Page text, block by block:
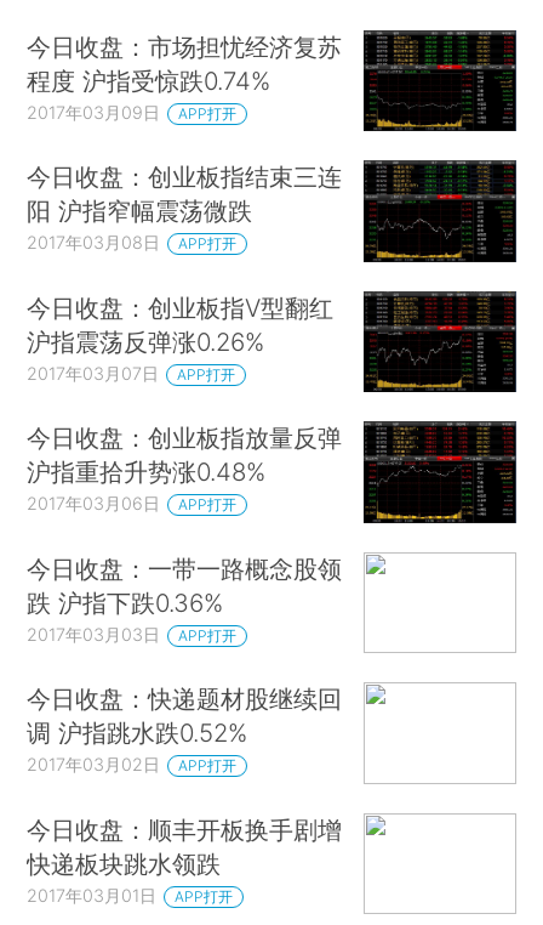
今日收盘：市场担忧经济复苏
程度 沪指受惊跌0.74%
2017年03月09日 APP打开
今日收盘：创业板指结束三连
阳 沪指窄幅震荡微跌
2017年03月08日 APP打开
今日收盘：创业板指V型翻红
沪指震荡反弹涨0.26%
2017年03月07日 APP打开
今日收盘：创业板指放量反弹
沪指重拾升势涨0.48%
2017年03月06日 APP打开
今日收盘：一带一路概念股领
跌 沪指下跌0.36%
2017年03月03日 APP打开
今日收盘：快递题材股继续回
调 沪指跳水跌0.52%
2017年03月02日 APP打开
今日收盘：顺丰开板换手剧增
快递板块跳水领跌
2017年03月01日 APP打开